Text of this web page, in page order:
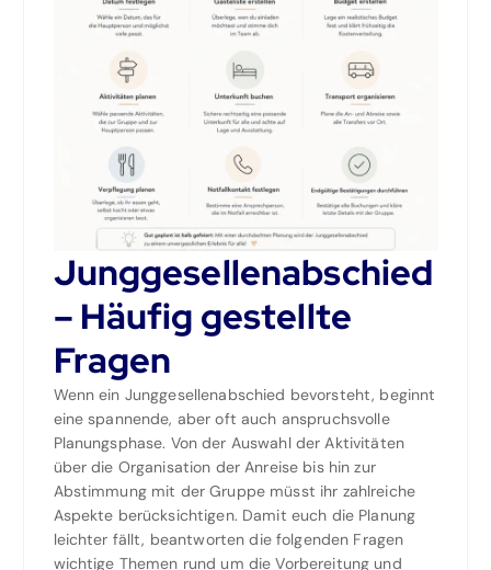
Junggesellenabschied
– Häufig gestellte
Fragen
Wenn ein Junggesellenabschied bevorsteht, beginnt
eine spannende, aber oft auch anspruchsvolle
Planungsphase. Von der Auswahl der Aktivitäten
über die Organisation der Anreise bis hin zur
Abstimmung mit der Gruppe müsst ihr zahlreiche
Aspekte berücksichtigen. Damit euch die Planung
leichter fällt, beantworten die folgenden Fragen
wichtige Themen rund um die Vorbereitung und